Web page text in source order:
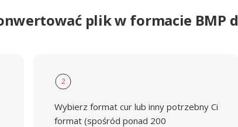
plik w formacie BMP
2
Wybierz format cur lub inny potrzebny Ci
format (spośród ponad 200